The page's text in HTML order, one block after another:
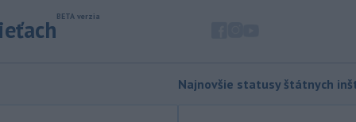
generála Alexandra Čajka.
Najnovšie statusy štátnych